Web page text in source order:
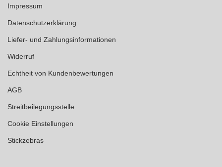
Impressum
Datenschutzerklärung
Liefer- und Zahlungsinformationen
Widerruf
Echtheit von Kundenbewertungen
AGB
Streitbeilegungsstelle
Cookie Einstellungen
Stickzebras